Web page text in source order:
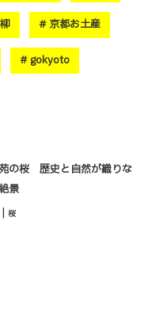
京都お土産
gokyoto
の桜 歴史と自然が織りな
景
| 桜